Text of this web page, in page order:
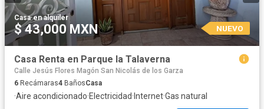
Casa·en alquiler
$ 43,000 MXN NUEVO
Casa Renta en Parque la Talaverna
Calle Jesús Flores Magón San Nicolás de los Garza
6 Recámaras4 BañosCasa
·Aire acondicionado·Electricidad· Internet·Gas natural